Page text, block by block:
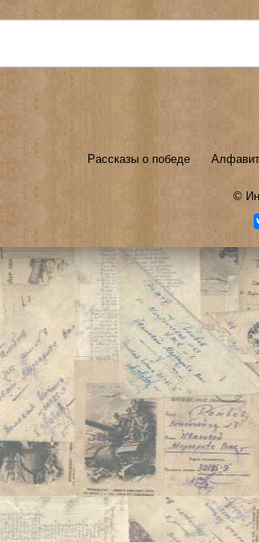
Рассказы о победе
©